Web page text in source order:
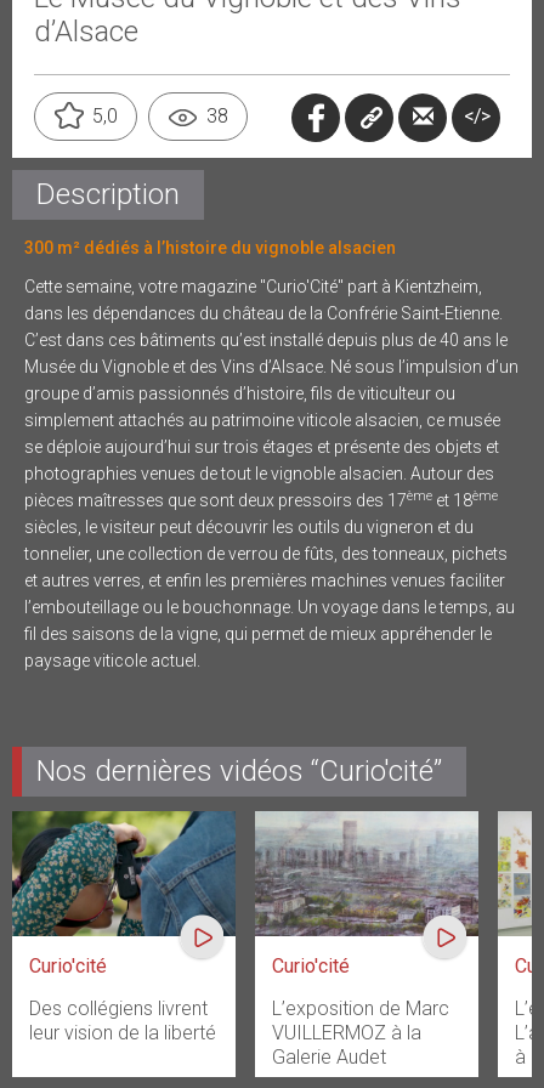
d’Alsace
</>
5,0 38
Description
300 m² dédiés à l’histoire du vignoble alsacien
Cette semaine, votre magazine "Curio'Cité" part à Kientzheim,
dans les dépendances du château de la Confrérie Saint-Etienne.
C’est dans ces bâtiments qu’est installé depuis plus de 40 ans le
Musée du Vignoble et des Vins d’Alsace. Né sous l’impulsion d’un
groupe d’amis passionnés d’histoire, fils de viticulteur ou
simplement attachés au patrimoine viticole alsacien, ce musée
se déploie aujourd’hui sur trois étages et présente des objets et
photographies venues de tout le vignoble alsacien. Autour des
pièces maîtresses que sont deux pressoirs des 17ème et 18ème
siècles, le visiteur peut découvrir les outils du vigneron et du
tonnelier, une collection de verrou de fûts, des tonneaux, pichets
et autres verres, et enfin les premières machines venues faciliter
l’embouteillage ou le bouchonnage. Un voyage dans le temps, au
fil des saisons de la vigne, qui permet de mieux appréhender le
paysage viticole actuel.
Nos dernières vidéos “Curio'cité”
Curio'cité
Des collégiens livrent
leur vision de la liberté
Curio'cité
L’exposition de Marc
VUILLERMOZ à la
Galerie Audet
à